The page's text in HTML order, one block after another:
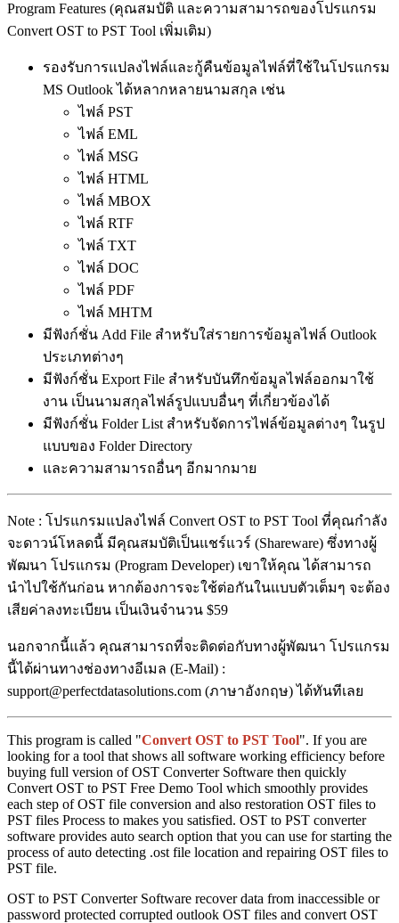
Program Features (คุณสมบัติ และความสามารถของโปรแกรม
Convert OST to PST Tool เพิ่มเติม)
รองรับการแปลงไฟล์และกู้คืนข้อมูลไฟล์ที่ใช้ในโปรแกรม
MS Outlook ได้หลากหลายนามสกุล เช่น
ไฟล์ PST
ไฟล์ EML
ไฟล์ MSG
ไฟล์ HTML
ไฟล์ MBOX
ไฟล์ RTF
ไฟล์ TXT
ไฟล์ DOC
ไฟล์ PDF
ไฟล์ MHTM
มีฟังก์ชั่น Add File สำหรับใส่รายการข้อมูลไฟล์ Outlook
ประเภทต่างๆ
มีฟังก์ชั่น Export File สำหรับบันทึกข้อมูลไฟล์ออกมาใช้
งาน เป็นนามสกุลไฟล์รูปแบบอื่นๆ ที่เกี่ยวข้องได้
มีฟังก์ชั่น Folder List สำหรับจัดการไฟล์ข้อมูลต่างๆ ในรูป
แบบของ Folder Directory
และความสามารถอื่นๆ อีกมากมาย
Note : โปรแกรมแปลงไฟล์ Convert OST to PST Tool ที่คุณกำลัง
จะดาวน์โหลดนี้ มีคุณสมบัติเป็นแชร์แวร์ (Shareware) ซึ่งทางผู้
พัฒนา โปรแกรม (Program Developer) เขาให้คุณ ได้สามารถ
นำไปใช้กันก่อน หากต้องการจะใช้ต่อกันในแบบตัวเต็มๆ จะต้อง
เสียค่าลงทะเบียน เป็นเงินจำนวน $59
นอกจากนี้แล้ว คุณสามารถที่จะติดต่อกับทางผู้พัฒนา โปรแกรม
นี้ได้ผ่านทางช่องทางอีเมล (E-Mail) :
support@perfectdatasolutions.com (ภาษาอังกฤษ) ได้ทันทีเลย
This program is called "Convert OST to PST Tool". If you are
looking for a tool that shows all software working efficiency before
buying full version of OST Converter Software then quickly
Convert OST to PST Free Demo Tool which smoothly provides
each step of OST file conversion and also restoration OST files to
PST files Process to makes you satisfied. OST to PST converter
software provides auto search option that you can use for starting the
process of auto detecting .ost file location and repairing OST files to
PST file.
OST to PST Converter Software recover data from inaccessible or
password protected corrupted outlook OST files and convert OST